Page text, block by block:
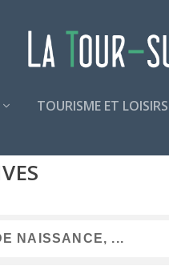
TOURISME ET LOISIRS